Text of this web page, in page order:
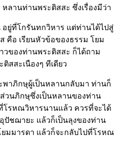
ลานท่านพระติสสะ ซึ่งเรื่องมีว่า
ยู่ที่โกรันทกวิหาร แต่ท่านได้ไปสู่
คือ เรียนหัวข้อของธรรม โยม
วของท่านพระติสสะ ก็ได้ถาม
สสะเนืองๆ ทีเดียว
าภิกษุผู้เป็นหลานกลับมา ท่านก็
วนภิกษุซึ่งเป็นหลานของท่าน
รหณวิหารนานแล้ว ควรที่จะได้
ปัชฌายะ แล้วก็เป็นลุงของท่าน
ยมมารดา แล้วก็จะกลับไปที่โรหณ